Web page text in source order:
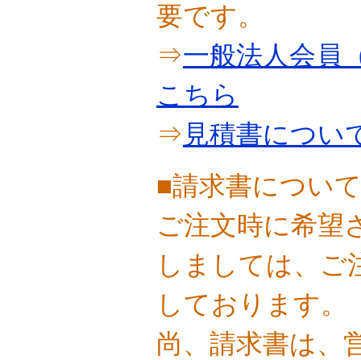
要です。
⇒一般法人会員
こちら
⇒ 見積書につい
■請求書について
ご注文時に希望
しましては、ご
しております。
尚、請求書は、